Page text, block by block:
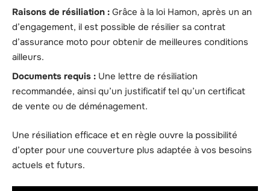
Raisons de résiliation : Grâce à la loi Hamon, après un an
d’engagement, il est possible de résilier sa contrat
d’assurance moto pour obtenir de meilleures conditions
ailleurs.
Documents requis : Une lettre de résiliation
recommandée, ainsi qu’un justificatif tel qu’un certificat
de vente ou de déménagement.
Une résiliation efficace et en règle ouvre la possibilité
d’opter pour une couverture plus adaptée à vos besoins
actuels et futurs.